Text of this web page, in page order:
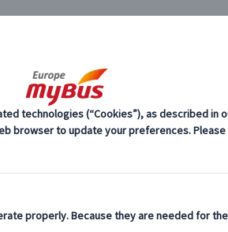
トと巡るパリ市内プライ